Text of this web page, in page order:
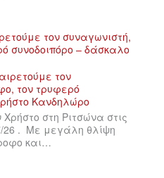
τον συναγωνιστή,
συνοδοιπόρο – δάσκαλο
στη Ριτσώνα στις
26 . Με μεγάλη θλίψη
και…